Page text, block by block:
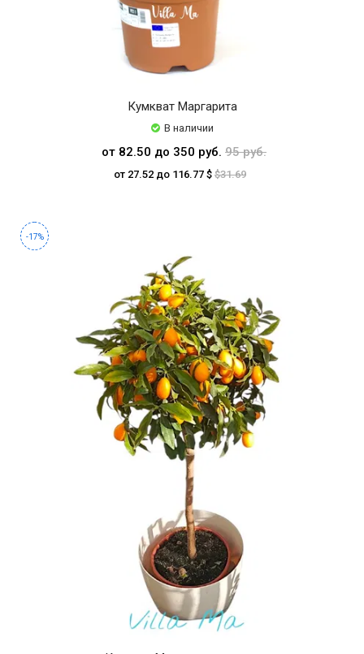
Кумкват Маргарита
В наличии
от 82.50 до 350 руб. 95 руб.
от 27.52 до 116.77 $ $31.69
-17%